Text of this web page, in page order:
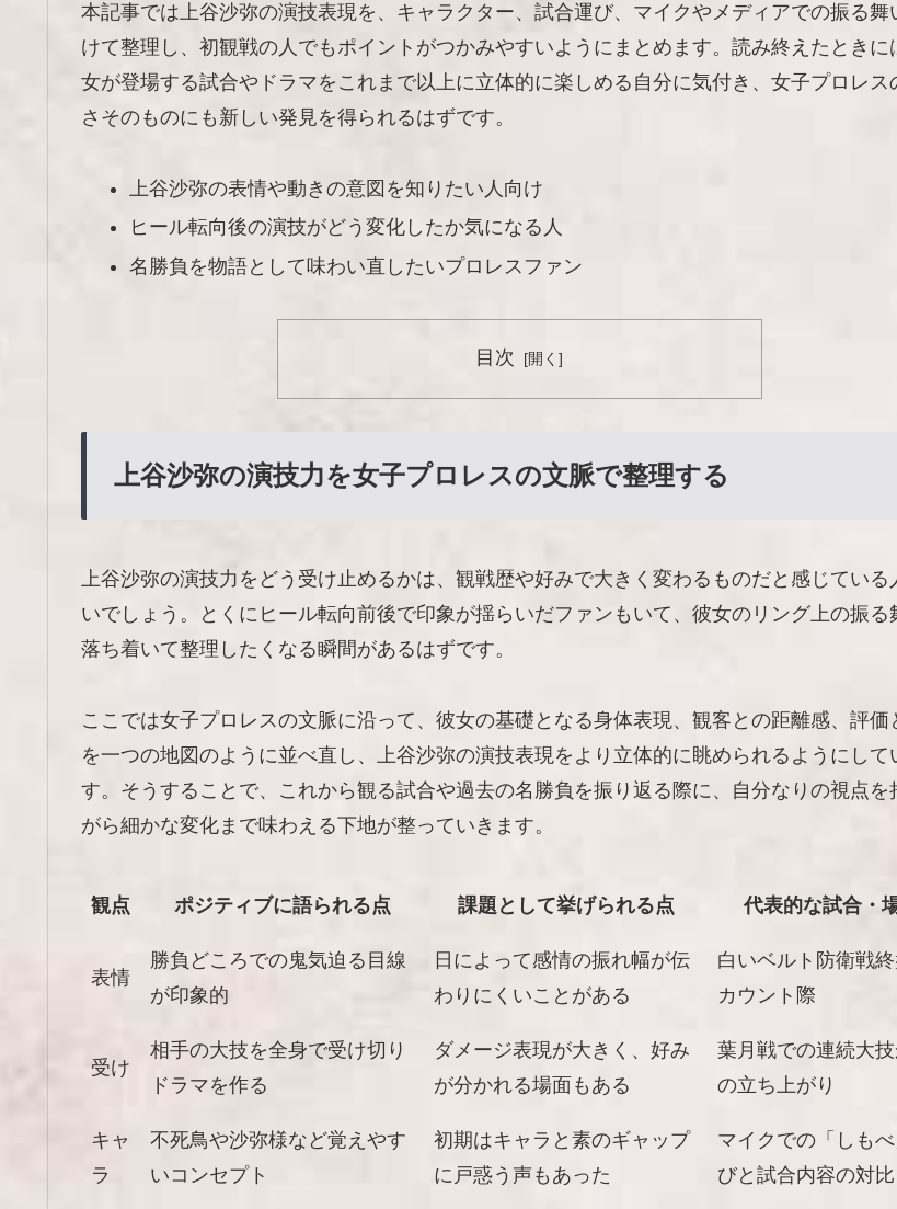
本記事では上谷沙弥の演技表現を、キャラクター、試合運び、マイクやメディアでの振る舞
けて整理し、初観戦の人でもポイントがつかみやすいようにまとめます。読み終えたときに
女が登場する試合やドラマをこれまで以上に立体的に楽しめる自分に気付き、女子プロレス
さそのものにも新しい発見を得られるはずです。
上谷沙弥の表情や動きの意図を知りたい人向け
ヒール転向後の演技がどう変化したか気になる人
名勝負を物語として味わい直したいプロレスファン
目次
上谷沙弥の演技力を女子プロレスの文脈で整理する
上谷沙弥の演技力をどう受け止めるかは、観戦歴や好みで大きく変わるものだと感じている
いでしょう。とくにヒール転向前後で印象が揺らいだファンもいて、彼女のリング上の振る
落ち着いて整理したくなる瞬間があるはずです。
ここでは女子プロレスの文脈に沿って、彼女の基礎となる身体表現、観客との距離感、評価
を一つの地図のように並べ直し、上谷沙弥の演技表現をより立体的に眺められるようにして
す。そうすることで、これから観る試合や過去の名勝負を振り返る際に、自分なりの視点を
がら細かな変化まで味わえる下地が整っていきます。
観点 ポジティブに語られる点 課題として挙げられる点 代表的な試合・
表情
勝負どころでの鬼気迫る目線
が印象的
日によって感情の振れ幅が伝
わりにくいことがある
白いベルト防衛戦
カウント際
受け
相手の大技を全身で受け切り
ドラマを作る
ダメージ表現が大きく、好み
が分かれる場面もある
葉月戦での連続大技
の立ち上がり
キャ
ラ
不死鳥や沙弥様など覚えやす
いコンセプト
初期はキャラと素のギャップ
に戸惑う声もあった
マイクでの「しも
びと試合内容の対比